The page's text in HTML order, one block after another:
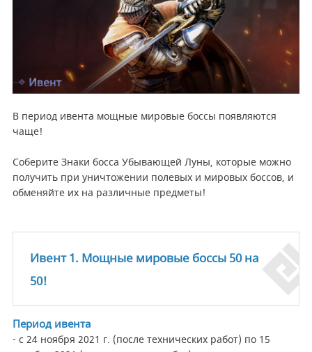
В период ивента мощные мировые боссы появляются
чаще!
Соберите Знаки босса Убывающей Луны, которые можно
получить при уничтожении полевых и мировых боссов, и
обменяйте их на различные предметы!
Ивент 1. Мощные мировые боссы 50 на
50!
Период ивента
- с 24 ноября 2021 г. (после технических работ) по 15